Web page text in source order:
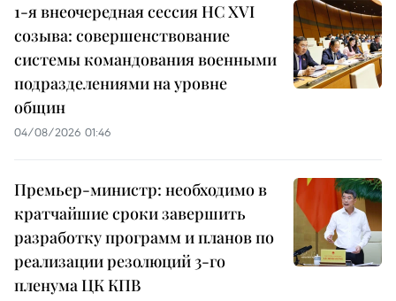
1-я внеочередная сессия НС XVI
созыва: совершенствование
системы командования военными
подразделениями на уровне
общин
04/08/2026 01:46
Премьер-министр: необходимо в
кратчайшие сроки завершить
разработку программ и планов по
реализации резолюций 3-го
пленума ЦК КПВ